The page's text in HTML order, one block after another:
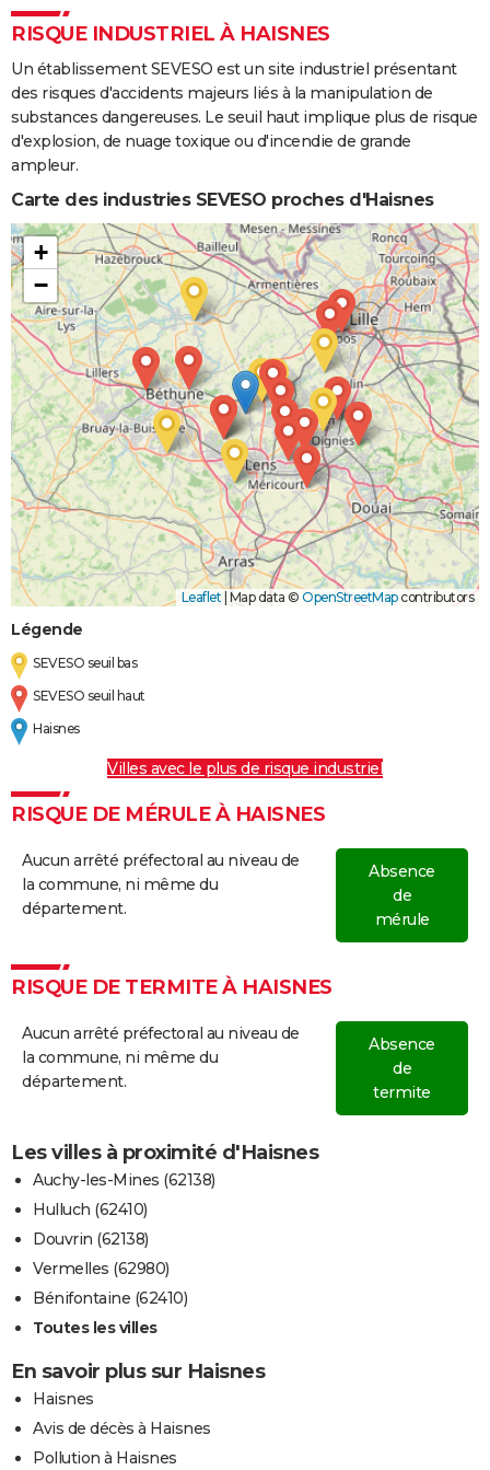
RISQUE INDUSTRIEL À HAISNES
Un établissement SEVESO est un site industriel présentant
des risques d'accidents majeurs liés à la manipulation de
substances dangereuses. Le seuil haut implique plus de risque
d'explosion, de nuage toxique ou d'incendie de grande
ampleur.
Carte des industries SEVESO proches d'Haisnes
+
−
Leaflet Map data © OpenStreetMapcontributors
Légende
SEVESO seuil bas
SEVESO seuil haut
Haisnes
Villes avec le plus de risque industriel
RISQUE DE MÉRULE À HAISNES
Aucun arrêté préfectoral au niveau de
la commune, ni même du
département.
Absence
de
mérule
RISQUE DE TERMITE À HAISNES
Aucun arrêté préfectoral au niveau de
la commune, ni même du
département.
Absence
de
termite
Les villes à proximité d'Haisnes
Auchy-les-Mines (62138)
Hulluch (62410)
Douvrin (62138)
Vermelles (62980)
Bénifontaine (62410)
Toutes les villes
En savoir plus sur Haisnes
Haisnes
Avis de décès à Haisnes
Pollution à Haisnes